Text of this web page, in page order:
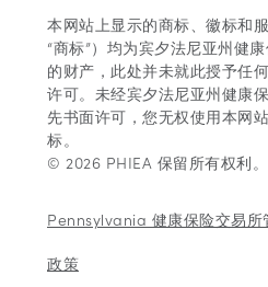
本网站上显示的商标、徽标和
“商标”）均为宾夕法尼亚州健
的财产，此处并未就此授予任
许可。未经宾夕法尼亚州健康
先书面许可，您无权使用本网
标。
© 2026 PHIEA 保留所有权利。
Pennsylvania 健康保险交易所
政策